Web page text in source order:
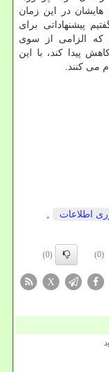
هایشان در این زمان
پیشنهاداتی برای
که الزامی از سوی
پیدا کند، با این
می کنند.
اطلاعات
,
(0)
(0)
X